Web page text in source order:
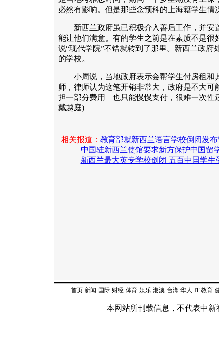
必然有影响。但是那些念预科的上海籍学生情
新西兰政府虽已积极介入善后工作，并安
能让他们满意。有的学生之前是在素质不是很
说“现代学院”不错就转到了那里。新西兰政府
的学校。
小周说，当地政府表示会帮学生付房租和
师，律师认为这笔开销非常大，政府是不大可
担一部分费用，也只能慢慢支付，很难一次性
戴越庭)
相关报道： 教育部就新西兰语言学校倒闭发
中国驻新西兰使馆要求新方保护中国留
新西兰最大英专学校倒闭 五百中国学生
首页-新闻-国际-财经-体育-娱乐-港澳-台湾-华人-IT-教育-
本网站所刊载信息，不代表中